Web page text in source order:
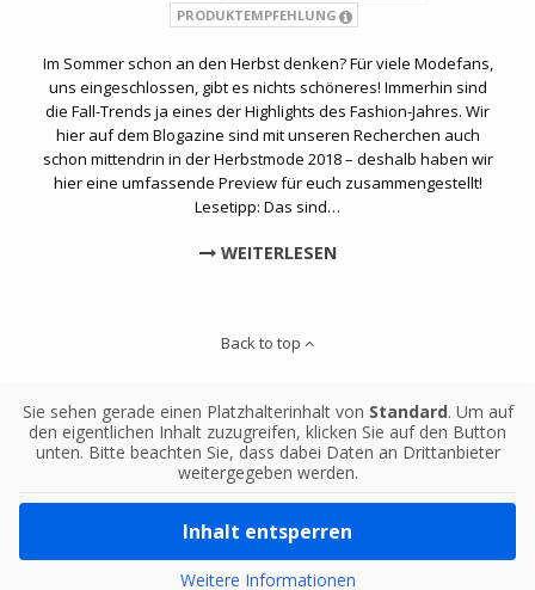
PRODUKTEMPFEHLUNG
Im Sommer schon an den Herbst denken? Für viele Modefans,
uns eingeschlossen, gibt es nichts schöneres! Immerhin sind
die Fall-Trends ja eines der Highlights des Fashion-Jahres. Wir
hier auf dem Blogazine sind mit unseren Recherchen auch
schon mittendrin in der Herbstmode 2018 – deshalb haben wir
hier eine umfassende Preview für euch zusammengestellt!
Lesetipp: Das sind…
WEITERLESEN
Back to top
Sie sehen gerade einen Platzhalterinhalt von Standard. Um auf
den eigentlichen Inhalt zuzugreifen, klicken Sie auf den Button
unten. Bitte beachten Sie, dass dabei Daten an Drittanbieter
weitergegeben werden.
Inhalt entsperren
Weitere Informationen